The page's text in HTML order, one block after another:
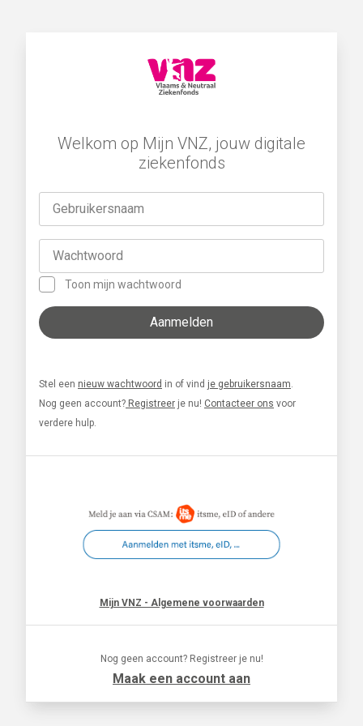
Welkom op Mijn VNZ, jouw digitale
ziekenfonds
Gebruikersnaam
Wachtwoord
Toon mijn wachtwoord
Aanmelden
Stel een nieuw wachtwoord in of vind je gebruikersnaam.
Nog geen account? Registreer je nu! Contacteer ons voor
verdere hulp.
Mijn VNZ - Algemene voorwaarden
Nog geen account? Registreer je nu!
Maak een account aan